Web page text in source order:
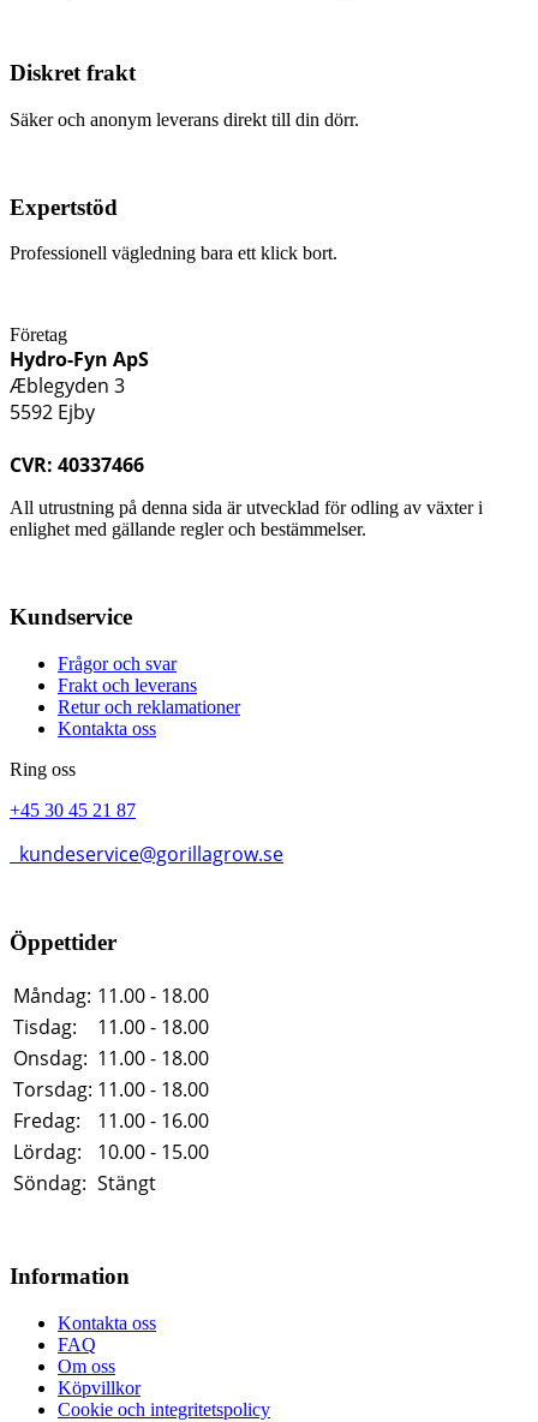
Diskret frakt
Säker och anonym leverans direkt till din dörr.
Expertstöd
Professionell vägledning bara ett klick bort.
Företag
Hydro-Fyn ApS
Æblegyden 3
5592 Ejby
CVR: 40337466
All utrustning på denna sida är utvecklad för odling av växter i
enlighet med gällande regler och bestämmelser.
Kundservice
Frågor och svar
Frakt och leverans
Retur och reklamationer
Kontakta oss
Ring oss
+45 30 45 21 87
kundeservice@gorillagrow.se
Öppettider
Måndag: 11.00 - 18.00
Tisdag:
11.00 - 18.00
Onsdag: 11.00 - 18.00
Torsdag: 11.00 - 18.00
Fredag:
11.00 - 16.00
Lördag:
10.00 - 15.00
Söndag: Stängt
Information
Kontakta oss
FAQ
Om oss
Köpvillkor
Cookie och integritetspolicy